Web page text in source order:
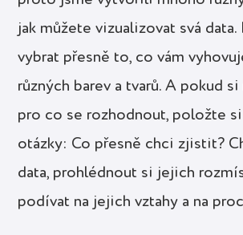
jak můžete vizualizovat svá
vybrat přesně to, co vám
různých barev a tvarů. A pokud
pro co se rozhodnout, položte
otázky: Co přesně chci zjistit?
data, prohlédnout si jejich
podívat na jejich vztahy a na